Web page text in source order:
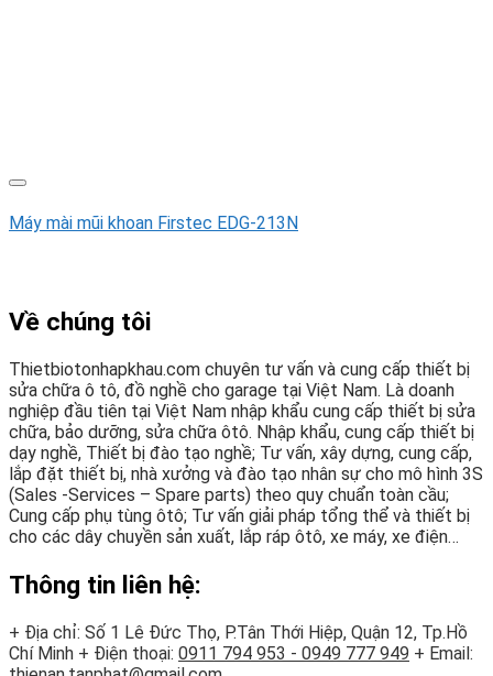
Máy mài mũi khoan Firstec EDG-213N
Về chúng tôi
Thietbiotonhapkhau.com chuyên tư vấn và cung cấp thiết bị
sửa chữa ô tô, đồ nghề cho garage tại Việt Nam. Là doanh
nghiệp đầu tiên tại Việt Nam nhập khẩu cung cấp thiết bị sửa
chữa, bảo dưỡng, sửa chữa ôtô. Nhập khẩu, cung cấp thiết bị
dạy nghề, Thiết bị đào tạo nghề; Tư vấn, xây dựng, cung cấp,
lắp đặt thiết bị, nhà xưởng và đào tạo nhân sự cho mô hình 3S
(Sales -Services – Spare parts) theo quy chuẩn toàn cầu;
Cung cấp phụ tùng ôtô; Tư vấn giải pháp tổng thể và thiết bị
cho các dây chuyền sản xuất, lắp ráp ôtô, xe máy, xe điện…
Thông tin liên hệ:
+ Địa chỉ: Số 1 Lê Đức Thọ, P.Tân Thới Hiệp, Quận 12, Tp.Hồ
Chí Minh + Điện thoại: 0911 794 953 - 0949 777 949 + Email: